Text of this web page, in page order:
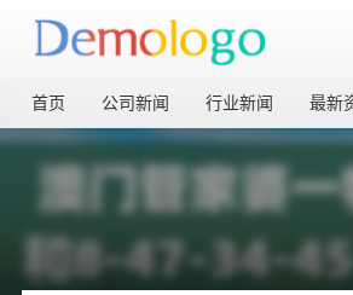
首页 公司新闻 行业新闻 最新